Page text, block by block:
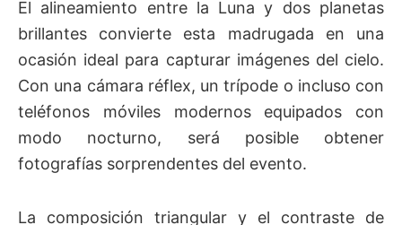
El alineamiento entre la Luna y dos planetas
brillantes convierte esta madrugada en una
ocasión ideal para capturar imágenes del cielo.
Con una cámara réflex, un trípode o incluso con
teléfonos móviles modernos equipados con
modo nocturno, será posible obtener
fotografías sorprendentes del evento.
La composición triangular y el contraste de